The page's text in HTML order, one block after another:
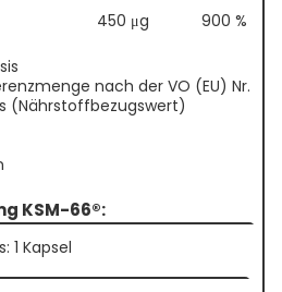
450 μg 900 %
nach der VO (EU) Nr.
(Nährstoffbezugswert)
KSM-66®:
1 Kapsel